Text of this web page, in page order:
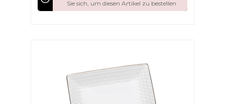
Sie sich, um diesen Artikel zu bestellen